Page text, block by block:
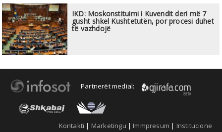
IKD: Moskonstituimi i Kuvendit deri më 7
gusht shkel Kushtetutën, por procesi duhet
të vazhdojë
Partnerët medial:
Kontakti | Marketingu | Immpresum | Institucione